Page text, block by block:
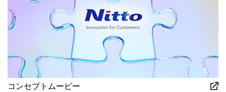
コンセプトムービー